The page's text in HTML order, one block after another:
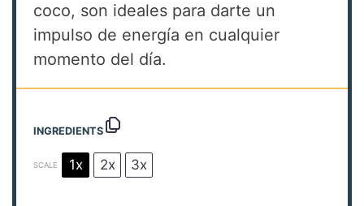
coco, son ideales para darte un
impulso de energía en cualquier
momento del día.
INGREDIENTS
SCALE 1x 2x 3x